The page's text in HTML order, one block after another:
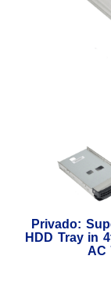
Privado:
HDD Tray in
AC